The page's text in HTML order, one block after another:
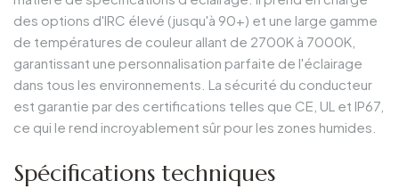
des options d'IRC élevé (jusqu'à 90+) et une large gamme
de températures de couleur allant de 2700K à 7000K,
garantissant une personnalisation parfaite de l'éclairage
dans tous les environnements. La sécurité du conducteur
est garantie par des certifications telles que CE, UL et IP67,
ce qui le rend incroyablement sûr pour les zones humides.
Spécifications techniques